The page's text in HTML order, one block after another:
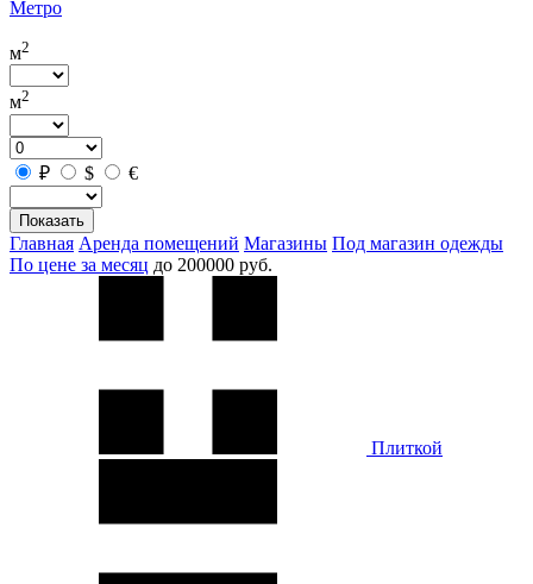
Метро
м2
м2
₽ $ €
Показать
Главная Аренда помещений Магазины Под магазин одежды
По цене за месяц до 200000 руб.
Плиткой